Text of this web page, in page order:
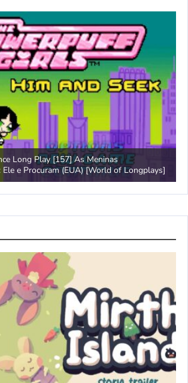
Long Play [157] As Meninas
Ele e Procuram (EUA) [World of Longplays]